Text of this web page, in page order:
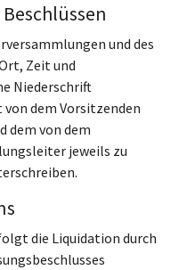
und des
Zeit und
Niederschrift
dem Vorsitzenden
dem von dem
jeweils zu
die Liquidation durch